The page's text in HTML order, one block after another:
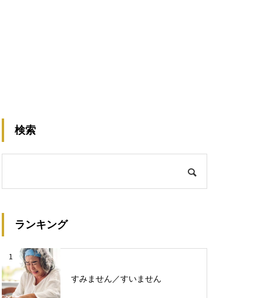
検索
ランキング
1
すみません／すいません